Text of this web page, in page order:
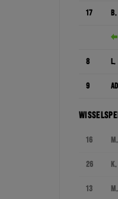
17
8
9
16
26
13